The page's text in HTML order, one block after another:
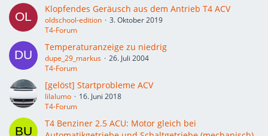
Klopfendes Geräusch aus dem Antrieb T4 ACV
oldschool-edition
3. Oktober 2019
T4-Forum
Temperaturanzeige zu niedrig
dupe_29_markus
26. Juli 2004
T4-Forum
[gelöst] Startprobleme ACV
lilalumo
16. Juni 2018
T4-Forum
T4 Benziner 2.5 ACU: Motor gleich bei